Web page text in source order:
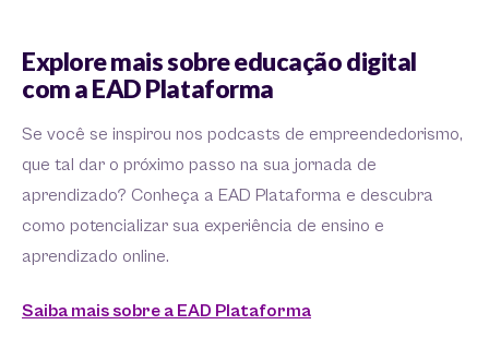
Explore mais sobre educação digital
com a EAD Plataforma
Se você se inspirou nos podcasts de empreendedorismo,
que tal dar o próximo passo na sua jornada de
aprendizado? Conheça a EAD Plataforma e descubra
como potencializar sua experiência de ensino e
aprendizado online.
Saiba mais sobre a EAD Plataforma